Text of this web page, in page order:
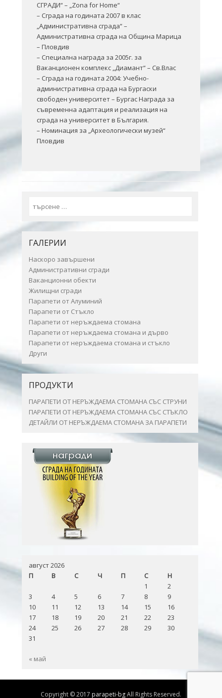
СГРАДИ“ – „Zona for Home“
– Сграда на годината 2007 в клас
„Административна сграда“ –
Административна сграда на Община Марица
– Пловдив
– Специална награда за 2005г. за
Ваканционен комплекс „Диамант“ – Св.Влас
– Сграда на годината 2004: Учебно-
административна сграда на Бургаски
свободен университет – Бургас Награда за
съвременна адаптация и реализация на
сграда на университет в България.
– Номинация за „Археологически музей“
Пловдив
ГАЛЕРИИ
Наскоро завършени
Административни сгради
Ваканционни обекти
Жилищни сгради
Парапети от Алуминий
Парапети от Стъкло
Парапети от неръждаема стомана
Парапети от неръждаема стомана и дърво
Парапети от неръждаема стомана и стъкло
Други
ПРОДУКТИ
ПАРАПЕТИ ОТ НЕРЪЖДАЕМА СТОМАНА СЪС СТРУНИ
ПАРАПЕТИ ОТ НЕРЪЖДАЕМА СТОМАНА СЪС СТЪКЛО
ДЕТАЙЛИ ОТ НЕРЪЖДАЕМА СТОМАНА ЗА ПАРАПЕТИ
август 2026
П
В С Ч П С
Н
1
2
3
4 5 6 7 8
9
10
11 12 13 14 15
16
17
18 19 20 21 22
23
24
25 26 27 28 29
30
31
« май
Copyright © 2017 parapeti-bgAll Rights Reserved.